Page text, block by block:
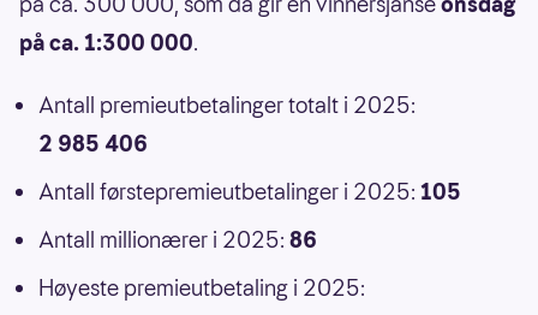
på ca. 1:300 000.
Antall premieutbetalinger totalt i 2025:
2 985 406
Antall førstepremieutbetalinger i 2025: 105
Antall millionærer i 2025: 86
Høyeste premieutbetaling i 2025: